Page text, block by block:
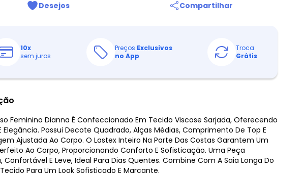
Feminino Verde
Desejos Compartilhar
10x
sem juros
Preços Exclusivos
no App
Troca
Grátis
Feminino Dianna É Confeccionado Em Tecido Viscose Sarjada, Oferecendo
Elegância. Possui Decote Quadrado, Alças Médias, Comprimento De Top E
Ajustada Ao Corpo. O Lastex Inteiro Na Parte Das Costas Garantem Um
Ao Corpo, Proporcionando Conforto E Sofisticação. Uma Peça
Confortável E Leve, Ideal Para Dias Quentes. Combine Com A Saia Longa Do
Para Um Look Sofisticado E Marcante.